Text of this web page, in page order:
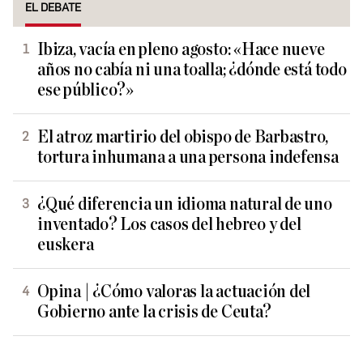
EL DEBATE
Ibiza, vacía en pleno agosto: «Hace nueve
años no cabía ni una toalla; ¿dónde está todo
ese público?»
El atroz martirio del obispo de Barbastro,
tortura inhumana a una persona indefensa
¿Qué diferencia un idioma natural de uno
inventado? Los casos del hebreo y del
euskera
Opina | ¿Cómo valoras la actuación del
Gobierno ante la crisis de Ceuta?